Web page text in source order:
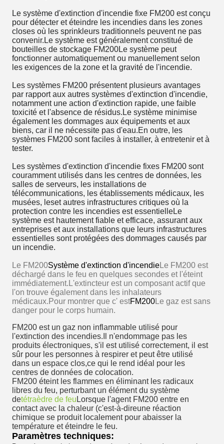
Le système d'extinction d'incendie fixe FM200 est conçu
pour détecter et éteindre les incendies dans les zones
closes où les sprinkleurs traditionnels peuvent ne pas
convenir.Le système est généralement constitué de
bouteilles de stockage FM200Le système peut
fonctionner automatiquement ou manuellement selon
les exigences de la zone et la gravité de l'incendie.
Les systèmes FM200 présentent plusieurs avantages
par rapport aux autres systèmes d'extinction d'incendie,
notamment une action d'extinction rapide, une faible
toxicité et l'absence de résidus.Le système minimise
également les dommages aux équipements et aux
biens, car il ne nécessite pas d'eau.En outre, les
systèmes FM200 sont faciles à installer, à entretenir et à
tester.
Les systèmes d'extinction d'incendie fixes FM200 sont
couramment utilisés dans les centres de données, les
salles de serveurs, les installations de
télécommunications, les établissements médicaux, les
musées, leset autres infrastructures critiques où la
protection contre les incendies est essentielleLe
système est hautement fiable et efficace, assurant aux
entreprises et aux installations que leurs infrastructures
essentielles sont protégées des dommages causés par
un incendie.
Le FM200Système d'extinction d'incendieLe FM200 est
déchargé dans le feu en quelques secondes et l'éteint
immédiatement.L'extincteur est un composant actif que
l'on trouve également dans les inhalateurs
médicaux.Pour montrer que c' estFM200Le gaz est sans
danger pour le corps humain.
FM200 est un gaz non inflammable utilisé pour
l'extinction des incendies.Il n'endommage pas les
produits électroniques, s'il est utilisé correctement, il est
sûr pour les personnes à respirer et peut être utilisé
dans un espace clos,ce qui le rend idéal pour les
centres de données de colocation.
FM200 éteint les flammes en éliminant les radicaux
libres du feu, perturbant un élément du système
detétraèdre de feu Lorsque l'agent FM200 entre en
contact avec la chaleur (c'est-à-direune réaction
chimique se produit localement pour abaisser la
température et éteindre le feu.
Paramètres techniques: